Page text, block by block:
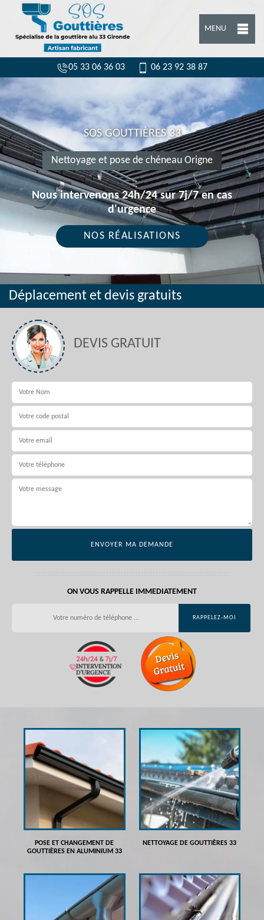
MENU
05 33 06 36 03 06 23 92 38 87
SOS GOUTTIÈRES 33
Nettoyage et pose de chéneau Origne
Nous intervenons 24h/24 sur 7j/7 en cas
d'urgence
NOS RÉALISATIONS
Déplacement et devis gratuits
DEVIS GRATUIT
ON VOUS RAPPELLE IMMEDIATEMENT
POSE ET CHANGEMENT DE
GOUTTIÈRES EN ALUMINIUM 33
NETTOYAGE DE GOUTTIÈRES 33